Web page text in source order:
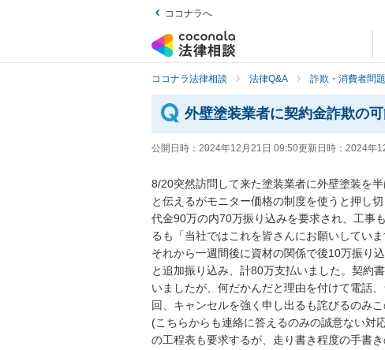
ココナラへ
ココナラ法律相談 法律Q&A 詐欺・消費者問
外壁塗装業者に契約金詐欺の
公開日時： 2024年12月21日 09:50更新日時： 2024年
8/20突然訪問して来た塗装業者に外壁塗装を
と伝えるがモニター価格の制度を使うと押し
代金90万の内70万振り込みを要求され、工事
るも「当社ではこれを皆さんにお願いしていま
それから一週間後に資材の関係で後10万振り
と追加振り込み、計80万支払いました。契約
いましたが、何だかんだと理由を付けて電話
回、キャンセルを強く申し出るも詫びるのみ
(こちらからも連絡に答えるのみの誠意ない対
の工程表も要求するが、走り書き程度の手書